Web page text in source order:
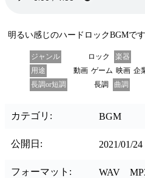
明るい感じのハードロックBGMです
ジャンル ロック 楽器
用途
動画 ゲーム 映画 企
長調or短調
長調 曲調
カテゴリ: BGM
公開日: 2021/01/24
フォーマット: WAV